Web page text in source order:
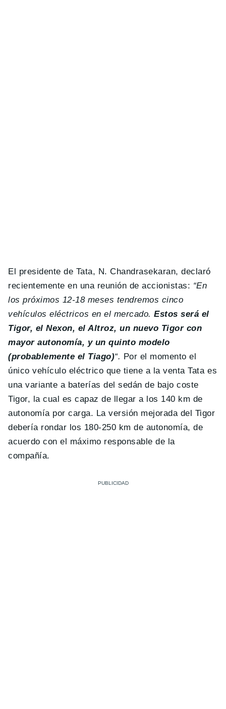
El presidente de Tata, N. Chandrasekaran, declaró
recientemente en una reunión de accionistas: “En
los próximos 12-18 meses tendremos cinco
vehículos eléctricos en el mercado.Estos será el
Tigor, el Nexon, el Altroz, un nuevo Tigor con
mayor autonomía, y un quinto modelo
(probablemente el Tiago)“. Por el momento el
único vehículo eléctrico que tiene a la venta Tata es
una variante a baterías del sedán de bajo coste
Tigor, la cual es capaz de llegar a los 140 km de
autonomía por carga. La versión mejorada del Tigor
debería rondar los 180-250 km de autonomía, de
acuerdo con el máximo responsable de la
compañía.